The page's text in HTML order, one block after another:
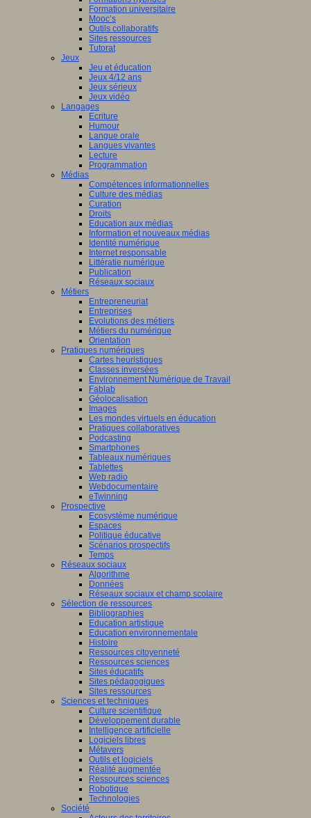
Formation universitaire
Mooc’s
Outils collaboratifs
Sites ressources
Tutorat
Jeux
Jeu et éducation
Jeux 4/12 ans
Jeux sérieux
Jeux vidéo
Langages
Ecriture
Humour
Langue orale
Langues vivantes
Lecture
Programmation
Médias
Compétences informationnelles
Culture des médias
Curation
Droits
Education aux médias
Information et nouveaux médias
Identité numérique
Internet responsable
Littératie numérique
Publication
Réseaux sociaux
Métiers
Entrepreneuriat
Entreprises
Evolutions des métiers
Métiers du numérique
Orientation
Pratiques numériques
Cartes heuristiques
Classes inversées
Environnement Numérique de Travail
Fablab
Géolocalisation
Images
Les mondes virtuels en éducation
Pratiques collaboratives
Podcasting
Smartphones
Tableaux numériques
Tablettes
Web radio
Webdocumentaire
eTwinning
Prospective
Ecosystème numérique
Espaces
Politique éducative
Scénarios prospectifs
Temps
Réseaux sociaux
Algorithme
Données
Réseaux sociaux et champ scolaire
Sélection de ressources
Bibliographies
Education artistique
Education environnementale
Histoire
Ressources citoyenneté
Ressources sciences
Sites éducatifs
Sites pédagogiques
Sites ressources
Sciences et techniques
Culture scientifique
Développement durable
Intelligence artificielle
Logiciels libres
Métavers
Outils et logiciels
Réalité augmentée
Ressources sciences
Robotique
Technologies
Société